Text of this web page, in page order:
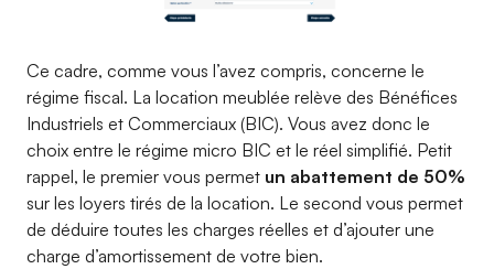
Ce cadre, comme vous l’avez compris, concerne le
régime fiscal. La location meublée relève des Bénéfices
Industriels et Commerciaux (BIC). Vous avez donc le
choix entre le régime micro BIC et le réel simplifié. Petit
rappel, le premier vous permet un abattement de 50%
sur les loyers tirés de la location. Le second vous permet
de déduire toutes les charges réelles et d’ajouter une
charge d’amortissement de votre bien.